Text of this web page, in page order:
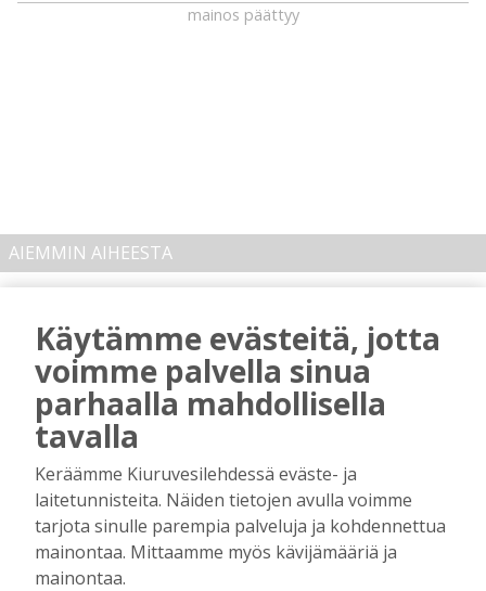
mainos päättyy
AIEMMIN AIHEESTA
uudet lukuvuodet ovat alkamassa –
rehtori Maija-Leena Kemppaisella on
kuitenkin myös huolenaiheita
tulevaisuudesta
Tilaajille
Aku Laatikainen
Uuden televisiosarjan kuvauksissa käy
hyörinä – Katso kuvista, miltä
kuvauspaikalla Kiuruveden keskustassa
näyttää
Käytämme evästeitä, jotta
voimme palvella sinua
parhaalla mahdollisella
tavalla
Keräämme Kiuruvesilehdessä eväste- ja
laitetunnisteita. Näiden tietojen avulla voimme
tarjota sinulle parempia palveluja ja kohdennettua
mainontaa. Mittaamme myös kävijämääriä ja
mainontaa.